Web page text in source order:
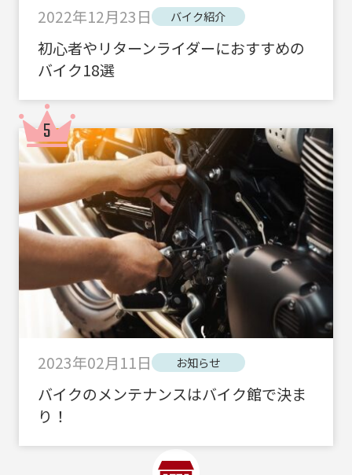
2022年12月23日 バイク紹介
初心者やリターンライダーにおすすめの
バイク18選
2023年02月11日 お知らせ
バイクのメンテナンスはバイク館で決ま
り！